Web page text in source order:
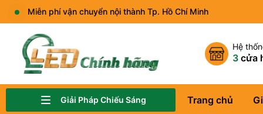
Miễn phí vận chuyển nội thành Tp. Hồ Chí Minh
Hệ
3 cửa
Giải Pháp Chiếu Sáng Trang chủ